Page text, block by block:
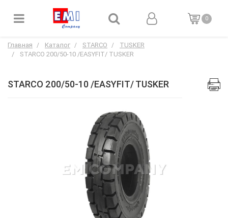
0
Главная Каталог STARCO
TUSKER
STARCO 200/50-10 /EASYFIT/ TUSKER
STARCO 200/50-10 /EASYFIT/ TUSKER